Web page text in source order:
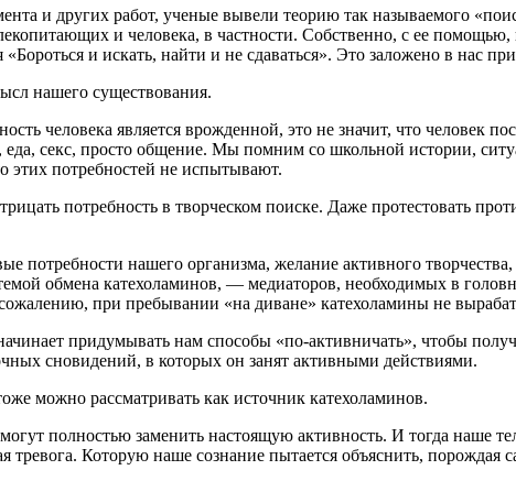
и других работ, ученые вывели теорию так называемого
и человека, в частности. Собственно, с ее
«Бороться и искать, найти и не сдаваться». Это заложено в нас
нашего существования.
человека является врожденной, это не значит, что человек
еда, секс, просто общение. Мы помним со школьной истории,
этих потребностей не испытывают.
потребность в творческом поиске. Даже протестовать
потребности нашего организма, желание активного
обмена катехоламинов, — медиаторов, необходимых в
при пребывании «на диване» катехоламины не
придумывать нам способы «по-активничать», чтобы
сновидений, в которых он занят активными действиями.
можно рассматривать как источник катехоламинов.
полностью заменить настоящую активность. И тогда наше
тревога. Которую наше сознание пытается объяснить,